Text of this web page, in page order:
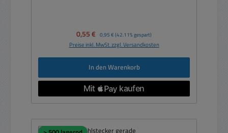
Verkaufspreis:
0,55 € Regulärer Preis:
0,95 € (42.11% gespart)
Preise inkl. MwSt. zzgl. Versandkosten
In den Warenkorb